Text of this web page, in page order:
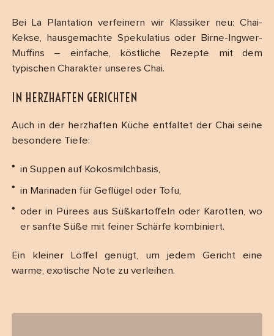
Bei La Plantation verfeinern wir Klassiker neu: Chai-
Kekse, hausgemachte Spekulatius oder Birne-Ingwer-
Muffins – einfache, köstliche Rezepte mit dem
typischen Charakter unseres Chai.
IN HERZHAFTEN GERICHTEN
Auch in der herzhaften Küche entfaltet der Chai seine
besondere Tiefe:
in Suppen auf Kokosmilchbasis,
in Marinaden für Geflügel oder Tofu,
oder in Pürees aus Süßkartoffeln oder Karotten, wo
er sanfte Süße mit feiner Schärfe kombiniert.
Ein kleiner Löffel genügt, um jedem Gericht eine
warme, exotische Note zu verleihen.